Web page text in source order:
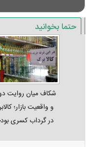
حتما بخوانید
شکاف میان روایت
و واقعیت بازار؛
در گرداب کسری